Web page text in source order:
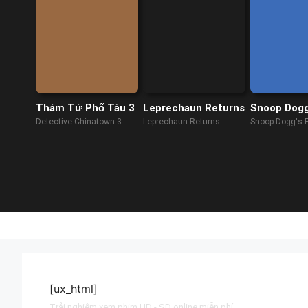
Thám Tử Phố Tàu 3
Detective Chinatown 3
Leprechaun Returns
Leprechaun Returns
Snoop
kịch đặc
Snoop Dogg's